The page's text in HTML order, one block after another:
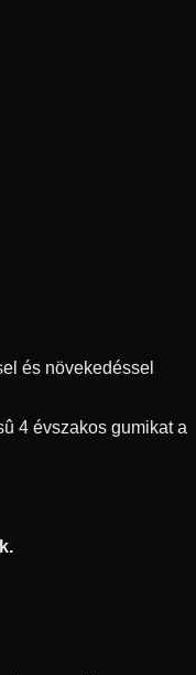
és növekedéssel
4 évszakos gumikat a